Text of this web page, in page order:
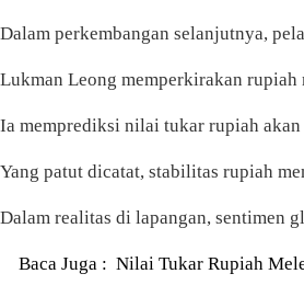
Dalam perkembangan selanjutnya,
Lukman Leong memperkirakan
Ia memprediksi nilai tukar rupiah
Yang patut dicatat, stabilitas rupiah
Dalam realitas di lapangan, sentimen
Baca Juga : Nilai Tukar Rupiah